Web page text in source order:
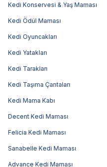
Kedi Konservesi & Yaş Maması
Kedi Ödül Maması
Kedi Oyuncakları
Kedi Yatakları
Kedi Tarakları
Kedi Taşıma Çantaları
Kedi Mama Kabı
Decent Kedi Maması
Felicia Kedi Maması
Sanabelle Kedi Maması
Advance Kedi Maması